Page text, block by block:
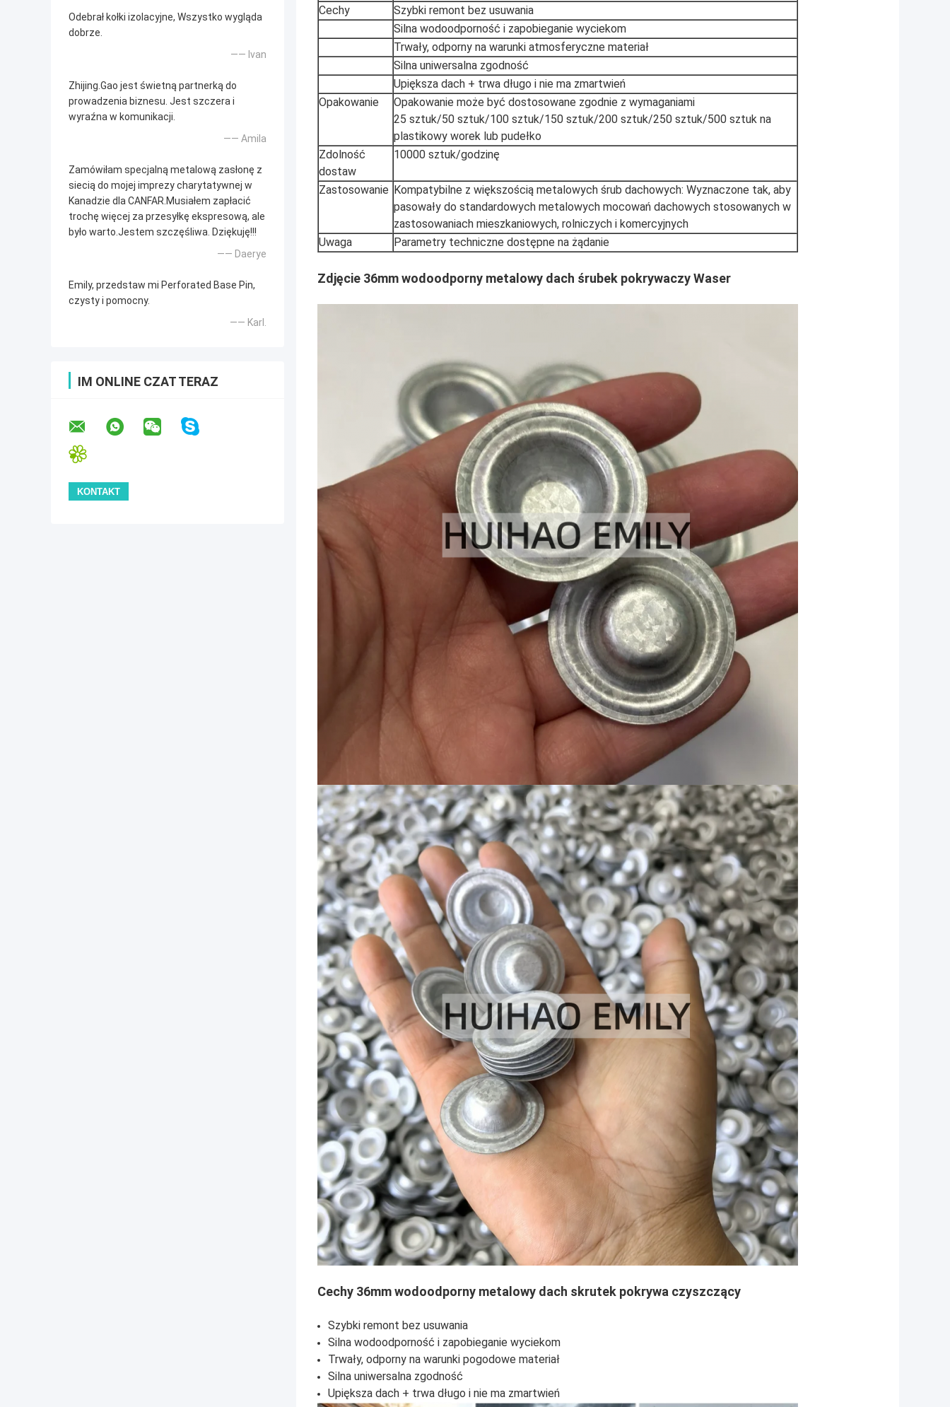
Odebrał kołki izolacyjne, Wszystko wygląda
dobrze.
—— Ivan
Zhijing.Gao jest świetną partnerką do
prowadzenia biznesu. Jest szczera i
wyraźna w komunikacji.
—— Amila
Zamówiłam specjalną metalową zasłonę z
siecią do mojej imprezy charytatywnej w
Kanadzie dla CANFAR.Musiałem zapłacić
trochę więcej za przesyłkę ekspresową, ale
było warto.Jestem szczęśliwa. Dziękuję!!!
—— Daerye
Emily, przedstaw mi Perforated Base Pin,
czysty i pomocny.
—— Karl.
IM ONLINE CZAT TERAZ
Cechy
Szybki remont bez usuwania
Silna wodoodporność i zapobieganie wyciekom
Trwały, odporny na warunki atmosferyczne materiał
Silna uniwersalna zgodność
Upiększa dach + trwa długo i nie ma zmartwień
Opakowanie
Opakowanie może być dostosowane zgodnie z wymaganiami
25 sztuk/50 sztuk/100 sztuk/150 sztuk/200 sztuk/250 sztuk/500 sztuk na
plastikowy worek lub pudełko
Zdolność
dostaw
10000 sztuk/godzinę
Zastosowanie Kompatybilne z większością metalowych śrub dachowych: Wyznaczone tak, aby
pasowały do standardowych metalowych mocowań dachowych stosowanych w
zastosowaniach mieszkaniowych, rolniczych i komercyjnych
Uwaga
Parametry techniczne dostępne na żądanie
Zdjęcie 36mm wodoodporny metalowy dach śrubek pokrywaczy Waser
Cechy 36mm wodoodporny metalowy dach skrutek pokrywa czyszczący
Szybki remont bez usuwania
Silna wodoodporność i zapobieganie wyciekom
Trwały, odporny na warunki pogodowe materiał
Silna uniwersalna zgodność
Upiększa dach + trwa długo i nie ma zmartwień